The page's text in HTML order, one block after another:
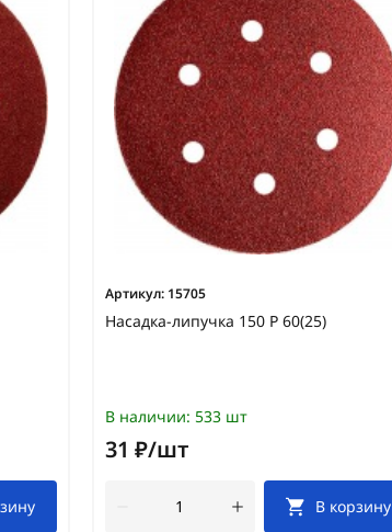
Артикул: 15705
Насадка-липучка 150 Р 60(25)
В наличии: 533 шт
31 ₽/шт
В корзину